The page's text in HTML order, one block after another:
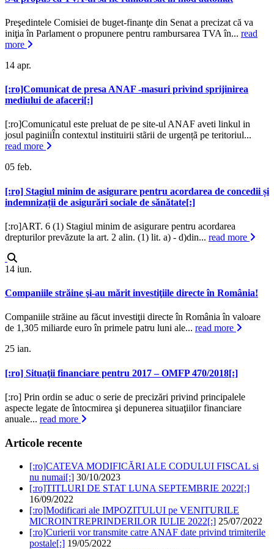
Preşedintele Comisiei de buget-finanţe din Senat a precizat că va
iniţia în Parlament o propunere pentru rambursarea TVA în... read
more
14 apr.
[:ro]Comunicat de presa ANAF -masuri privind sprijinirea
mediului de afaceri[:]
[:ro]Comunicatul este preluat de pe site-ul ANAF aveti linkul in
josul paginiiÎn contextul instituirii stãrii de urgențã pe teritoriul...
read more
05 feb.
[:ro] Stagiul minim de asigurare pentru acordarea de concedii și
indemnizații de asigurări sociale de sănătate[:]
[:ro]ART. 6 (1) Stagiul minim de asigurare pentru acordarea
drepturilor prevăzute la art. 2 alin. (1) lit. a) - d)din... read more
14 iun.
Companiile străine şi-au mărit investiţiile directe în România!
Companiile străine au făcut investiţii directe în România în valoare
de 1,305 miliarde euro în primele patru luni ale... read more
25 ian.
[:ro] Situaţii financiare pentru 2017 – OMFP 470/2018[:]
[:ro] Prin ordin se aduc o serie de precizări privind principalele
aspecte legate de întocmirea şi depunerea situaţiilor financiare
anuale... read more
Articole recente
[:ro]CATEVA MODIFICĂRI ALE CODULUI FISCAL si
nu numai[:] 30/10/2023
[:ro]TITLURI DE STAT LUNA SEPTEMBRIE 2022[:]
16/09/2022
[:ro]Modificari ale IMPOZITULUI pe VENITURILE
MICROINTREPRINDERILOR IULIE 2022[:] 25/07/2022
[:ro]Curierii vor transmite catre ANAF date privind trimiterile
postale[:] 19/05/2022